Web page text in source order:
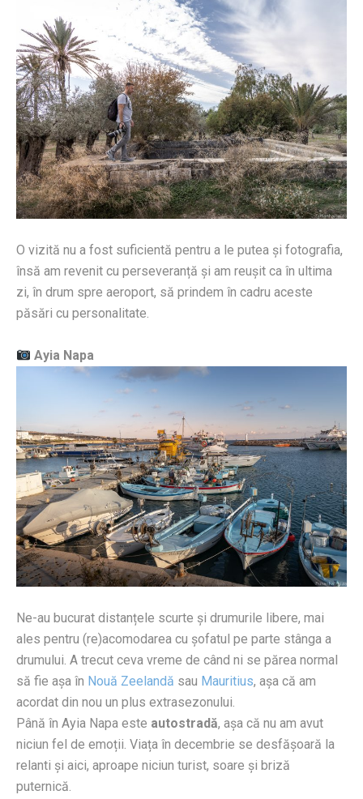
O vizită nu a fost suficientă pentru a le putea și fotografia,
însă am revenit cu perseveranță și am reușit ca în ultima
zi, în drum spre aeroport, să prindem în cadru aceste
păsări cu personalitate.
Ayia Napa
Ne-au bucurat distanțele scurte și drumurile libere, mai
ales pentru (re)acomodarea cu șofatul pe parte stânga a
drumului. A trecut ceva vreme de când ni se părea normal
să fie așa în Nouă Zeelandă sau Mauritius, așa că am
acordat din nou un plus extrasezonului.
Până în Ayia Napa este autostradă, așa că nu am avut
niciun fel de emoții. Viața în decembrie se desfășoară la
relanti și aici, aproape niciun turist, soare și briză
puternică.